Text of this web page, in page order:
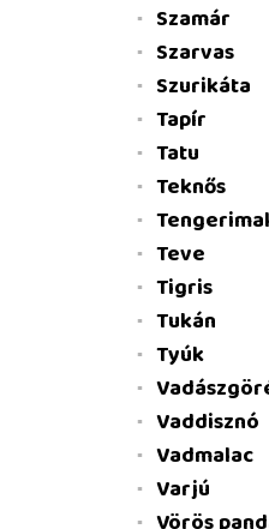
Szamár
Szarvas
Szurikáta
Tapír
Tatu
Teknős
Teve
Tigris
Tukán
Tyúk
Vaddisznó
Vadmalac
Varjú